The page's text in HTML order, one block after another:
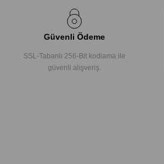
Güvenli Ödeme
SSL-Tabanlı 256-Bit kodlama ile
güvenli alışveriş.